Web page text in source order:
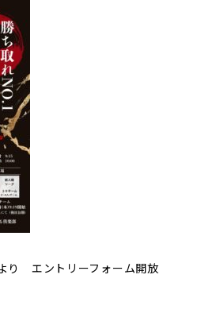
り エントリーフォーム開放